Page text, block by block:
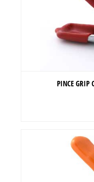
PINCE GRIP